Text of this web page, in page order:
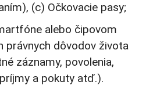
(c) Očkovacie pasy;
alebo čipovom
právnych dôvodov života
záznamy, povolenia,
a pokuty atď.).